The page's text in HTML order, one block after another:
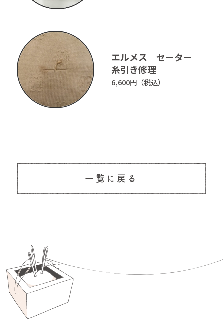
Instagram(English)
特定商取引法に基づく表示
プライバシーポリシー
エルメス セーター
糸引き修理
6,600円（税込）
一覧に戻る